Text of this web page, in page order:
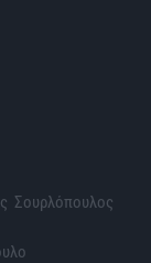
Σουρλόπουλος